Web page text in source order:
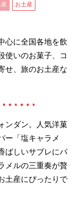
お土産
心に全国各地を飲
使いのお菓子、コ
せ、旅のお土産な
ンダン。人気洋菓
ー「塩キャラメ
ばしいサブレにパ
メルの三重奏が贅
土産にぴったりで